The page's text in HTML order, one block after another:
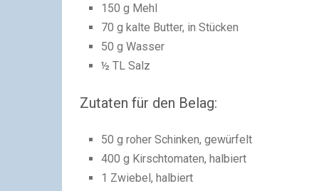
150 g Mehl
70 g kalte Butter, in Stücken
50 g Wasser
½ TL Salz
Zutaten für den Belag:
50 g roher Schinken, gewürfelt
400 g Kirschtomaten, halbiert
1 Zwiebel, halbiert